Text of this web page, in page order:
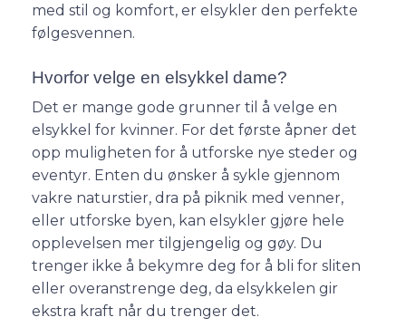
med stil og komfort, er elsykler den perfekte
følgesvennen.
Hvorfor velge en elsykkel dame?
Det er mange gode grunner til å velge en
elsykkel for kvinner. For det første åpner det
opp muligheten for å utforske nye steder og
eventyr. Enten du ønsker å sykle gjennom
vakre naturstier, dra på piknik med venner,
eller utforske byen, kan elsykler gjøre hele
opplevelsen mer tilgjengelig og gøy. Du
trenger ikke å bekymre deg for å bli for sliten
eller overanstrenge deg, da elsykkelen gir
ekstra kraft når du trenger det.